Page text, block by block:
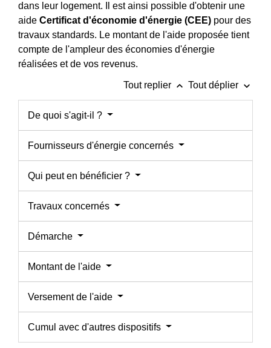
dans leur logement. Il est ainsi possible d'obtenir une
aide Certificat d'économie d'énergie (CEE) pour des
travaux standards. Le montant de l'aide proposée tient
compte de l'ampleur des économies d'énergie
réalisées et de vos revenus.
Tout replier keyboard_arrow_up Tout déplier keyboard_arrow_down
De quoi s'agit-il ?
Fournisseurs d'énergie concernés
Qui peut en bénéficier ?
Travaux concernés
Démarche
Montant de l'aide
Versement de l'aide
Cumul avec d'autres dispositifs